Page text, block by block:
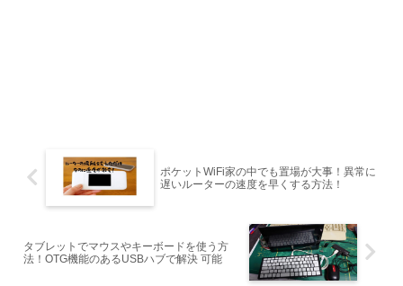
ポケットWiFi家の中でも置場が大事！異常に
遅いルーターの速度を早くする方法！
タブレットでマウスやキーボードを使う方
法！OTG機能のあるUSBハブで解決 可能